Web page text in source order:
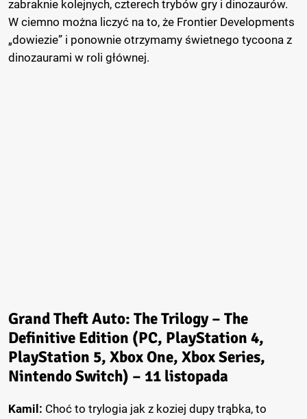
zabraknie kolejnych, czterech trybów gry i dinozaurów.
W ciemno można liczyć na to, że Frontier Developments
„dowiezie” i ponownie otrzymamy świetnego tycoona z
dinozaurami w roli głównej.
Grand Theft Auto: The Trilogy – The
Definitive Edition (PC, PlayStation 4,
PlayStation 5, Xbox One, Xbox Series,
Nintendo Switch) – 11 listopada
Kamil: Choć to trylogia jak z koziej dupy trąbka, to